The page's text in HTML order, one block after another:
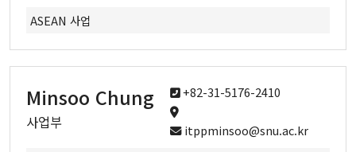
ASEAN 사업
Minsoo Chung
사업부
+82-31-5176-2410
itppminsoo@snu.ac.kr